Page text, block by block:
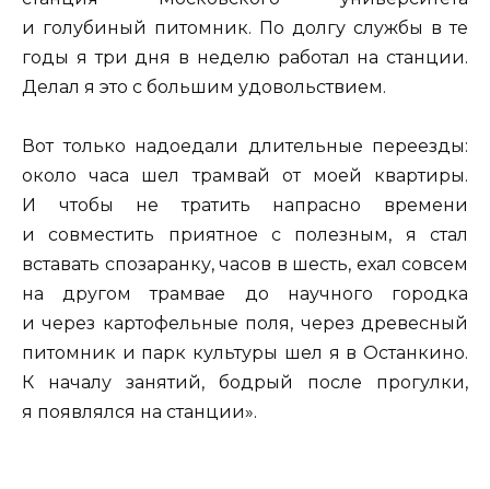
и голубиный питомник. По долгу службы в те
годы я три дня в неделю работал на станции.
Делал я это с большим удовольствием.
Вот только надоедали длительные переезды:
около часа шел трамвай от моей квартиры.
И чтобы не тратить напрасно времени
и совместить приятное с полезным, я стал
вставать спозаранку, часов в шесть, ехал совсем
на другом трамвае до научного городка
и через картофельные поля, через древесный
питомник и парк культуры шел я в Останкино.
К началу занятий, бодрый после прогулки,
я появлялся на станции».